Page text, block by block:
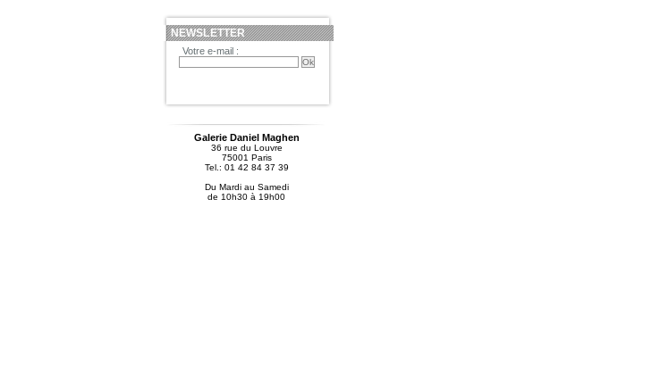
NEWSLETTER
Votre e-mail :
Galerie Daniel Maghen
36 rue du Louvre
75001 Paris
Tel.: 01 42 84 37 39
Du Mardi au Samedi
de 10h30 à 19h00